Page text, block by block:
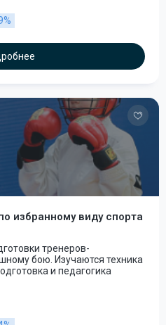
избранному виду спорта
тренеров-
бою. Изучаются техника
и педагогика